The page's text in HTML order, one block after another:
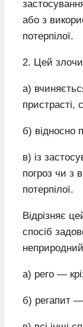
або з
потерпілої.
2. Цей
а)
пристрасті,
б) відносно
в) із
погроз чи з
потерпілої.
Відрізняє
спосіб
а) рего —
б) регапит —